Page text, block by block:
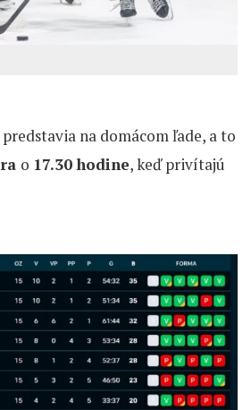
predstavia na domácom ľade, a to
o 17.30 hodine, keď privítajú